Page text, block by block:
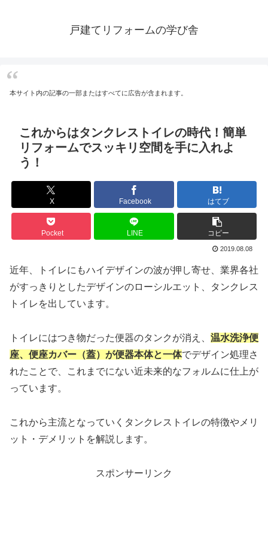
戸建てリフォームの学び舎
本サイト内の記事の一部またはすべてに広告が含まれます。
これからはタンクレストイレの時代！簡単
リフォームでスッキリ空間を手に入れよ
う！
X Facebook はてブ
Pocket LINE コピー
2019.08.08
近年、トイレにもハイデザインの波が押し寄せ、業界各社
がすっきりとしたデザインのローシルエット、タンクレス
トイレを出しています。
トイレにはつき物だった便器のタンクが消え、 温水洗浄便
座、便座カバー（蓋）が便器本体と一体でデザイン処理さ
れたことで、これまでにない近未来的なフォルムに仕上が
っています。
これから主流となっていくタンクレストイレの特徴やメリ
ット・デメリットを解説します。
スポンサーリンク